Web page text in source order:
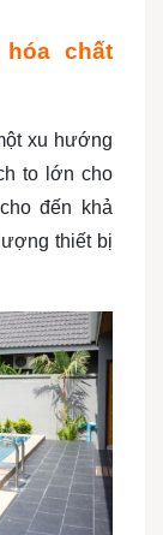
chất
xu hướng
to lớn cho
đến khả
thiết bị